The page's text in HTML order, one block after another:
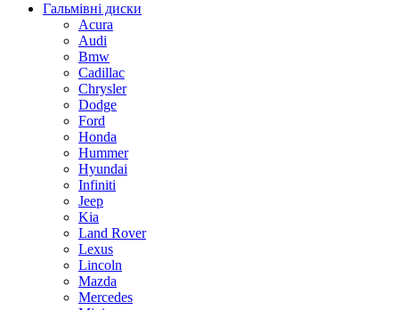
Гальмівні диски
Acura
Audi
Bmw
Cadillac
Chrysler
Dodge
Ford
Honda
Hummer
Hyundai
Infiniti
Jeep
Kia
Land Rover
Lexus
Lincoln
Mazda
Mercedes